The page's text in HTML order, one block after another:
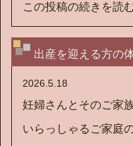
この投稿の続きを読
出産を迎える方の
2026.5.18
妊婦さんとそのご家
いらっしゃるご家庭